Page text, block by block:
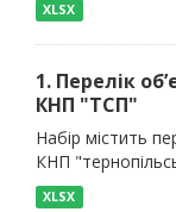
XLSX
1. Перелік
КНП "ТСП"
Набір містить
КНП
XLSX